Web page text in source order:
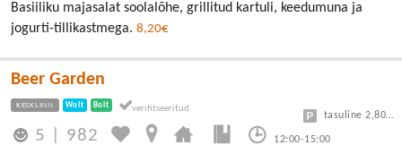
Basiiliku majasalat soolalõhe, grillitud kartuli, keedumuna ja
jogurti-tillikastmega. 8,20€
Beer Garden
KESKLINN Wolt Bolt
5 982 12:00-15:00
tasuline 2,80/30min